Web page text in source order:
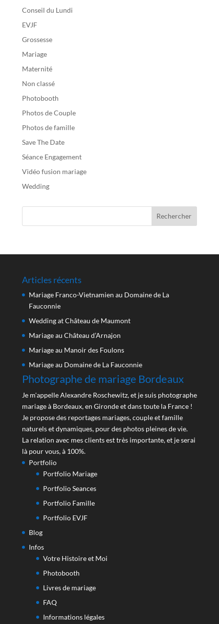
Conseil du Lundi
EVJF
Grossesse
Mariage
Maternité
Non classé
Photobooth
Photos de Couple
Photos de famille
Save The Date
Séance Engagement
Vidéo fusion mariage
Wedding
Articles récents
Mariage Franco-Vietnamien au Domaine de La
Fauconnie
Wedding at Château de Maumont
Mariage au Château d’Arnajon
Mariage au Manoir des Foulons
Mariage au Domaine de La Fauconnie
Photographe de mariage Bordeaux
Je m'appelle Alexandre Roschewitz, et je suis photographe
mariage à Bordeaux, en Gironde et dans toute la France !
Je propose des reportages mariages, couple et famille
naturels et dynamiques, pour des photos pleines de vie.
La relation avec mes clients est très importante, et je serai
là pour vous, à 100%.
Portfolio
Portfolio Mariage
Portfolio Seances
Portfolio Famille
Portfolio EVJF
Blog
Infos
Votre Histoire et Moi
Photobooth
Livres de mariage
FAQ
Informations légales